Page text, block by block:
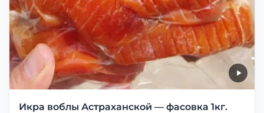
Икра воблы Астраханской — фасовка 1кг.